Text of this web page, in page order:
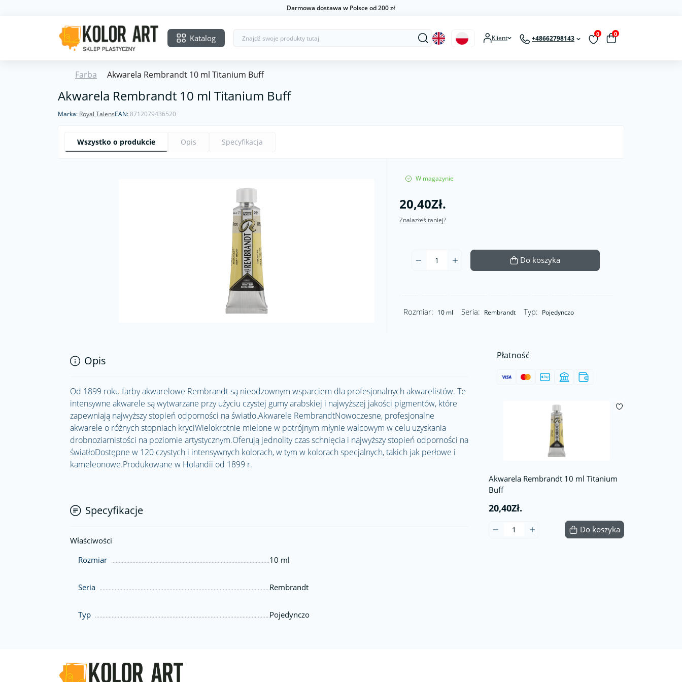
Darmowa dostawa w Polsce od 200 zł
Katalog Klient +48662798143
0 0
Farba Akwarela Rembrandt 10 ml Titanium Buff
Akwarela Rembrandt 10 ml Titanium Buff
Marka: Royal TalensEAN:8712079436520
Wszystko o produkcie Opis Specyfikacja
W magazynie
20,40Zł.
Znalazłeś taniej?
Do koszyka
Rozmiar: 10 ml Seria: Rembrandt Typ: Pojedynczo
Płatność
Akwarela Rembrandt 10 ml Titanium
Buff
20,40Zł.
Do koszyka
Opis
Od 1899 roku farby akwarelowe Rembrandt są nieodzownym wsparciem dla profesjonalnych akwarelistów. Te
intensywne akwarele są wytwarzane przy użyciu czystej gumy arabskiej i najwyższej jakości pigmentów, które
zapewniają najwyższy stopień odporności na światło.Akwarele RembrandtNowoczesne, profesjonalne
akwarele o różnych stopniach kryciWielokrotnie mielone w potrójnym młynie walcowym w celu uzyskania
drobnoziarnistości na poziomie artystycznym.Oferują jednolity czas schnięcia i najwyższy stopień odporności na
światłoDostępne w 120 czystych i intensywnych kolorach, w tym w kolorach specjalnych, takich jak perłowe i
kameleonowe.Produkowane w Holandii od 1899 r.
Specyfikacje
Właściwości
Rozmiar
10 ml
Seria Rembrandt
Typ Pojedynczo